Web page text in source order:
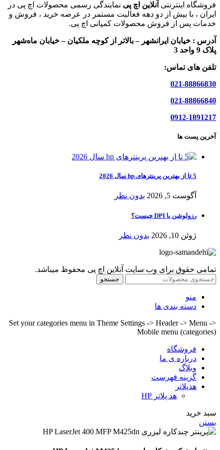
فروشگاه اینترنتی آنلاین اچ پی نمایندگی رسمی محصولات اچ پی در
ایران ، با بیش از دو دهه فعالیت مستمر در عرصه خرید ، فروش و
خدمات پس از فروش محصولات کمپانی اچ پی.
آدرس : خیابان ایرانشهر – بالاتر از کوچه ملکیان – خیابان ماه‌شهر
پلاک 9 واحد 3
تلفن های تماس:
021-88866830
021-88866840
0912-1891217
آخرین پست ها
5 تا از بهترین پرینترهای hp سال 2026
آگوست 5, 2026 بدون نظر
رزولوشن یا DPI چیست؟
ژوئن 10, 2026 بدون نظر
تمامی حقوق برای وب سایت آنلاین اچ پی محفوظ میباشد.
جستجو
منو
دسته بندی ها
Set your categories menu in Theme Settings -> Header -> Menu ->
Mobile menu (categories)
فروشگاه
درباره ی ما
وبلاگ
گزینه فهرست
هدپلاتر
هد پلاتر HP
سبد خرید
بستن